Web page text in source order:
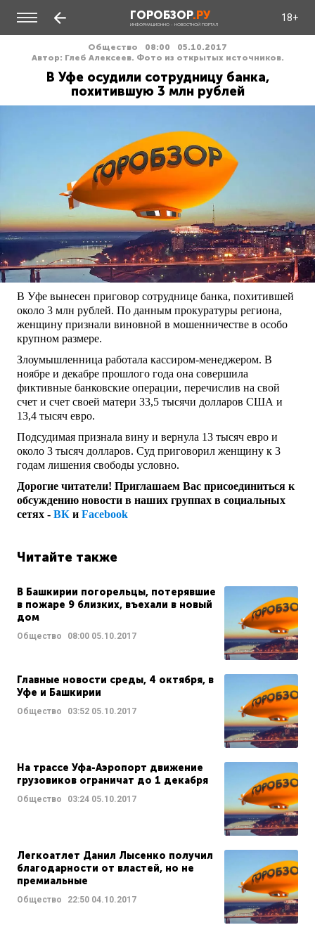
ГОРОБЗОР.РУ
ИНФОРМАЦИОННО - НОВОСТНОЙ ПОРТАЛ
18+
Общество 08:00
05.10.2017
Автор: Глеб Алексеев. Фото из открытых источников.
В Уфе осудили сотрудницу банка,
похитившую 3 млн рублей
В Уфе вынесен приговор сотруднице банка, похитившей
около 3 млн рублей. По данным прокуратуры региона,
женщину признали виновной в мошенничестве в особо
крупном размере.
Злоумышленница работала кассиром-менеджером. В
ноябре и декабре прошлого года она совершила
фиктивные банковские операции, перечислив на свой
счет и счет своей матери 33,5 тысячи долларов США и
13,4 тысяч евро.
Подсудимая признала вину и вернула 13 тысяч евро и
около 3 тысяч долларов. Суд приговорил женщину к 3
годам лишения свободы условно.
Дорогие читатели! Приглашаем Вас присоединиться к
обсуждению новости в наших группах в социальных
сетях - ВК и Facebook
Читайте также
В Башкирии погорельцы, потерявшие
в пожаре 9 близких, въехали в новый
дом
Общество 08:00 05.10.2017
Главные новости среды, 4 октября, в
Уфе и Башкирии
Общество 03:52 05.10.2017
На трассе Уфа-Аэропорт движение
грузовиков ограничат до 1 декабря
Общество 03:24 05.10.2017
Легкоатлет Данил Лысенко получил
благодарности от властей, но не
премиальные
Общество 22:50 04.10.2017